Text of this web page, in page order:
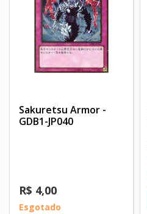
Sakuretsu Armor -
GDB1-JP040
R$ 4,00
Esgotado